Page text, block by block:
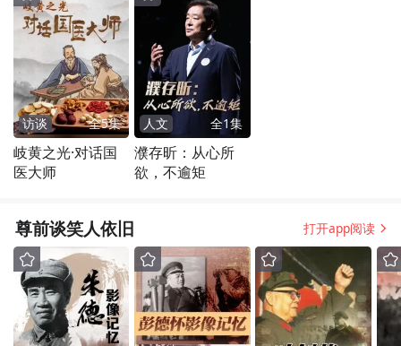
访谈 全5集
岐黄之光·对话国
医大师
人文 全1集
濮存昕：从心所
欲，不逾矩
尊前谈笑人依旧 打开app阅读